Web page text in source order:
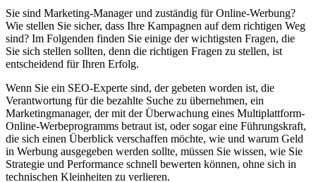
Sie sind Marketing-Manager und zuständig für Online-Werbung?
Wie stellen Sie sicher, dass Ihre Kampagnen auf dem richtigen Weg
sind? Im Folgenden finden Sie einige der wichtigsten Fragen, die
Sie sich stellen sollten, denn die richtigen Fragen zu stellen, ist
entscheidend für Ihren Erfolg.
Wenn Sie ein SEO-Experte sind, der gebeten worden ist, die
Verantwortung für die bezahlte Suche zu übernehmen, ein
Marketingmanager, der mit der Überwachung eines Multiplattform-
Online-Werbeprogramms betraut ist, oder sogar eine Führungskraft,
die sich einen Überblick verschaffen möchte, wie und warum Geld
in Werbung ausgegeben werden sollte, müssen Sie wissen, wie Sie
Strategie und Performance schnell bewerten können, ohne sich in
technischen Kleinheiten zu verlieren.